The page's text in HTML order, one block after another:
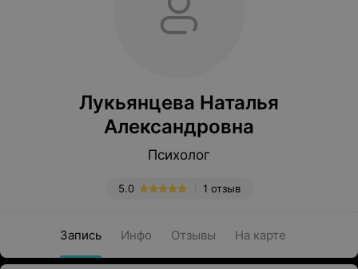
Лукьянцева Наталья
Александровна
Психолог
1 отзыв
5.0
Запись Инфо Отзывы На карте